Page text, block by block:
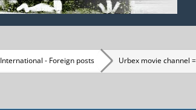
International - Foreign posts Urbex movie channel